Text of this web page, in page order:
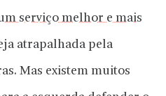
serviço melhor e mais
atrapalhada pela
Mas existem muitos